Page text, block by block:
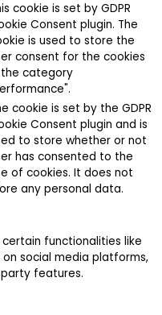
cookie is set by GDPR
Consent plugin. The
is used to store the
consent for the cookies
category
cookie is set by the GDPR
Consent plugin and is
to store whether or not
has consented to the
of cookies. It does not
any personal data.
functionalities like
social media platforms,
features.